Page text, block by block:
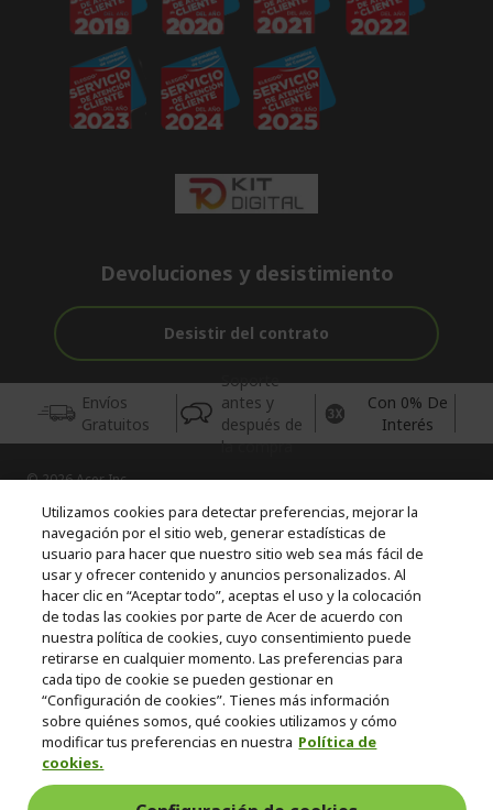
Devoluciones y desistimiento
Desistir del contrato
Envíos
Gratuitos
Soporte
antes y
después de
la compra
Con 0% De
Interés
© 2026 Acer Inc.
CPYou BV es el vendedor y distribuidor autorizado de los
productos y servicios ofrecidos en esta tienda.
Incluida la aportación para la gestión de RAEES, según RD.
110/2015, inscrita en el RII-AEE Nº 7573; de pilas y baterías, según
RD. 106/2008, inscrita en el RII-PYA Nº 2180. Adherida a los
sistemas integrales de gestión de ecopilas y ecoembes.
España
Utilizamos cookies para detectar preferencias, mejorar la
navegación por el sitio web, generar estadísticas de
usuario para hacer que nuestro sitio web sea más fácil de
usar y ofrecer contenido y anuncios personalizados. Al
hacer clic en “Aceptar todo”, aceptas el uso y la colocación
de todas las cookies por parte de Acer de acuerdo con
nuestra política de cookies, cuyo consentimiento puede
retirarse en cualquier momento. Las preferencias para
cada tipo de cookie se pueden gestionar en
“Configuración de cookies”. Tienes más información
sobre quiénes somos, qué cookies utilizamos y cómo
modificar tus preferencias en nuestra Política de
cookies.